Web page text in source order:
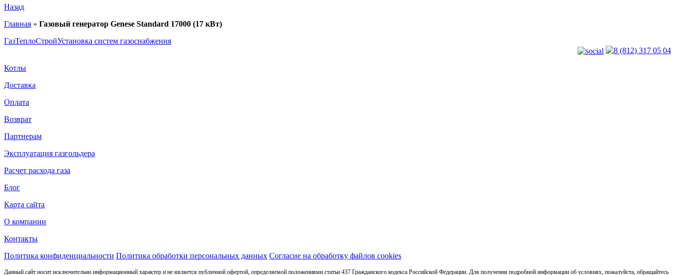
Назад
Главная » Газовый генератор Genese Standard 17000 (17 кВт)
ГазТеплоСтройУстановка систем газоснабжения
8 (812) 317 05 04
Котлы
Доставка
Оплата
Возврат
Партнерам
Эксплуатация газгольдера
Расчет расхода газа
Блог
Карта сайта
О компании
Контакты
Политика конфиденциальности Политика обработки персональных данных Согласие на обработку файлов cookies
Данный сайт носит исключительно информационный характер и не является публичной офертой, определяемой положениями статьи 437 Гражданского кодекса Российской Федерации. Для получения подробной информации об условиях, пожалуйста, обращайтесь